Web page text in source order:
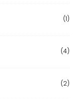
(1)
(4)
(2)